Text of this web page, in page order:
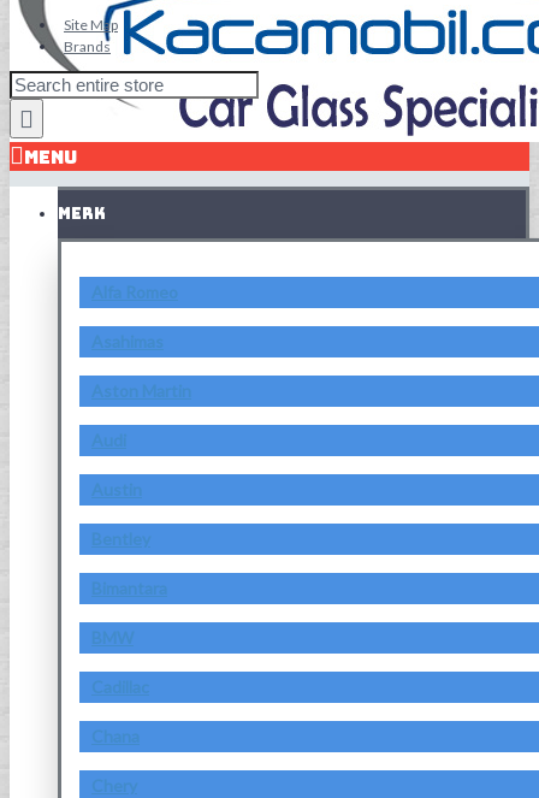
Site Map
Brands
MENU
MERK
Alfa Romeo
Asahimas
Aston Martin
Audi
Austin
Bentley
Bimantara
BMW
Cadillac
Chana
Chery